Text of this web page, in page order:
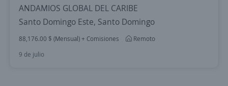
ANDAMIOS GLOBAL DEL CARIBE
Santo Domingo Este, Santo Domingo
88,176.00 $ (Mensual) + Comisiones
Remoto
9 de julio